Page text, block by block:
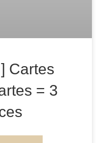
Cartes
= 3